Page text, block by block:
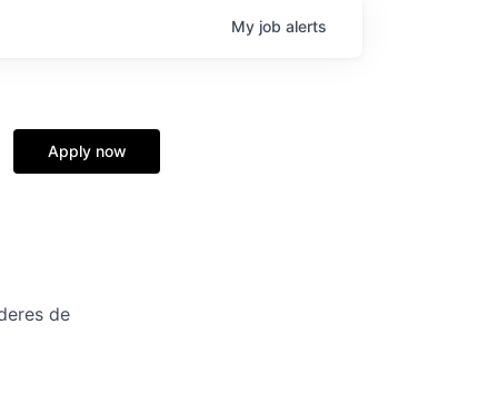
My job alerts
Apply now
de